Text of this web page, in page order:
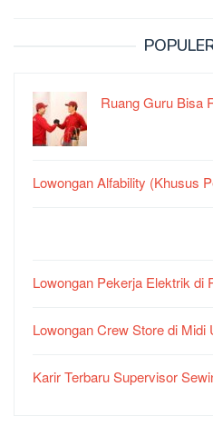
Ruang Guru Bisa
Lowongan Alfability (Khusus
Lowongan Pekerja Elektrik di
Lowongan Crew Store di
Karir Terbaru Supervisor